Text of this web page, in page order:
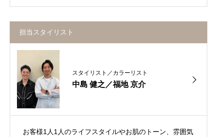
担当スタイリスト
スタイリスト／カラーリスト
中島 健之／福地 京介
お客様1人1人のライフスタイルやお肌のトーン、雰囲気